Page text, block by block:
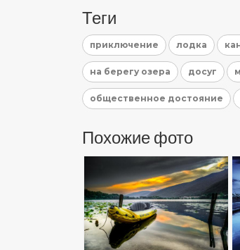
Теги
приключение лодка
на берегу озера досуг
общественное достояние
Похожие фото